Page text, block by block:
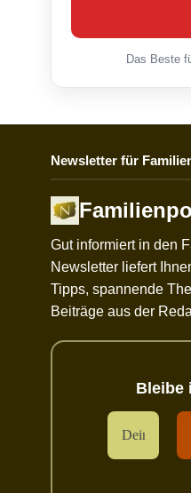
Das Beste
Newsletter für
Gut informiert in den
Newsletter liefert
Tipps, spannende
Beiträge aus der
Bleibe